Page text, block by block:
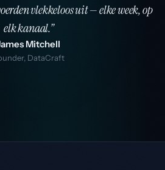
vlekkeloos uit — elke week, op
elk kanaal.”
Mitchell
DataCraft